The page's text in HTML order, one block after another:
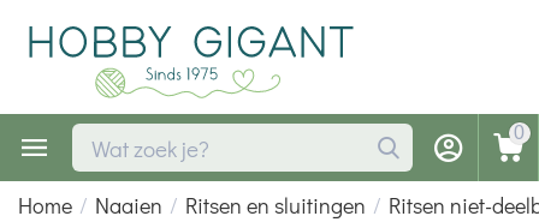
0
Home / Naaien / Ritsen en sluitingen / Ritsen niet-